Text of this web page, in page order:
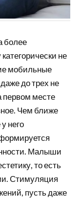
более
не
мобильные
до трех не
первом месте
Чем ближе
него
Малыши
то есть
Стимуляция
пусть даже